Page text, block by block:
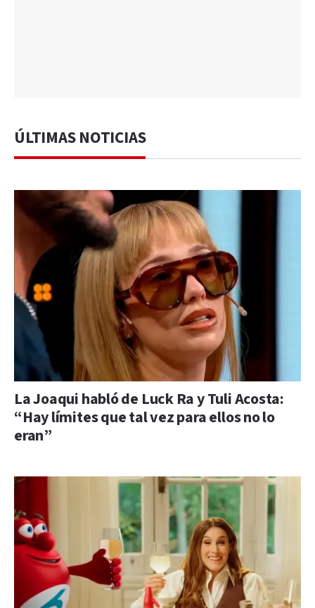
ÚLTIMAS NOTICIAS
La Joaqui habló de Luck Ra y Tuli Acosta:
“Hay límites que tal vez para ellos no lo
eran”